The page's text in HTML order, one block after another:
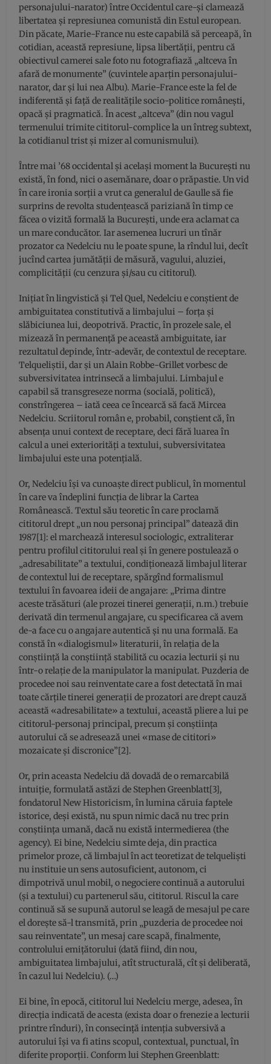
personajului-narator) între Occidentul care-şi clamează
libertatea şi represiunea comunistă din Estul european.
Din păcate, Marie-France nu este capabilă să perceapă, în
cotidian, această represiune, lipsa libertăţii, pentru că
obiectivul camerei sale foto nu fotografiază „altceva în
afară de monumente” (cuvintele aparţin personajului-
narator, dar şi lui nea Albu). Marie-France este la fel de
indiferentă şi faţă de realităţile socio-politice româneşti,
opacă şi pragmatică. În acest „altceva” (din nou vagul
termenului trimite cititorul-complice la un întreg subtext,
la cotidianul trist şi mizer al comunismului).
Între mai ’68 occidental şi acelaşi moment la Bucureşti nu
există, în fond, nici o asemănare, doar o prăpastie. Un vid
în care ironia sorţii a vrut ca generalul de Gaulle să fie
surprins de revolta studenţească pariziană în timp ce
făcea o vizită formală la Bucureşti, unde era aclamat ca
un mare conducător. Iar asemenea lucruri un tînăr
prozator ca Nedelciu nu le poate spune, la rîndul lui, decît
jucînd cartea jumătăţii de măsură, vagului, aluziei,
complicităţii (cu cenzura şi/sau cu cititorul).
Iniţiat în lingvistică şi Tel Quel, Nedelciu e conştient de
ambiguitatea constitutivă a limbajului – forţa şi
slăbiciunea lui, deopotrivă. Practic, în prozele sale, el
mizează în permanenţă pe această ambiguitate, iar
rezultatul depinde, într-adevăr, de contextul de receptare.
Telqueliştii, dar şi un Alain Robbe-Grillet vorbesc de
subversivitatea intrinsecă a limbajului. Limbajul e
capabil să transgreseze norma (socială, politică),
constrîngerea – iată ceea ce încearcă să facă Mircea
Nedelciu. Scriitorul român e, probabil, conştient că, în
absenţa unui context de receptare, deci fără luarea în
calcul a unei exteriorităţi a textului, subversivitatea
limbajului este una potenţială.
Or, Nedelciu îşi va cunoaşte direct publicul, în momentul
în care va îndeplini funcţia de librar la Cartea
Românească. Textul său teoretic în care proclamă
cititorul drept „un nou personaj principal” datează din
1987[1]: el marchează interesul sociologic, extraliterar
pentru profilul cititorului real şi în genere postulează o
„adresabilitate” a textului, condiţionează limbajul literar
de contextul lui de receptare, spărgînd formalismul
textului în favoarea ideii de angajare: „Prima dintre
aceste trăsături (ale prozei tinerei generaţii, n.m.) trebuie
derivată din termenul angajare, cu specificarea că avem
de-a face cu o angajare autentică şi nu una formală. Ea
constă în «dialogismul» literaturii, în relaţia de la
conştiinţă la conştiinţă stabilită cu ocazia lecturii şi nu
într-o relaţie de la manipulator la manipulat. Puzderia de
procedee noi sau reinventate care a fost detectată în mai
toate cărţile tinerei generaţii de prozatori are drept cauză
această «adresabilitate» a textului, această pliere a lui pe
cititorul-personaj principal, precum şi conştiinţa
autorului că se adresează unei «mase de cititori»
mozaicate şi discronice”[2].
Or, prin aceasta Nedelciu dă dovadă de o remarcabilă
intuiţie, formulată astăzi de Stephen Greenblatt[3],
fondatorul New Historicism, în lumina căruia faptele
istorice, deşi există, nu spun nimic dacă nu trec prin
conştiinţa umană, dacă nu există intermedierea (the
agency). Ei bine, Nedelciu simte deja, din practica
primelor proze, că limbajul în act teoretizat de telquelişti
nu instituie un sens autosuficient, autonom, ci
dimpotrivă unul mobil, o negociere continuă a autorului
(şi a textului) cu partenerul său, cititorul. Riscul la care
continuă să se supună autorul se leagă de mesajul pe care
el doreşte să-l transmită, prin „puzderia de procedee noi
sau reinventate”, un mesaj care scapă, finalmente,
controlului emiţătorului (dată fiind, din nou,
ambiguitatea limbajului, atît structurală, cît şi deliberată,
în cazul lui Nedelciu). (…)
Ei bine, în epocă, cititorul lui Nedelciu merge, adesea, în
direcţia indicată de acesta (exista doar o frenezie a lecturii
printre rînduri), în consecinţă intenţia subversivă a
autorului îşi va fi atins scopul, contextual, punctual, în
diferite proporţii. Conform lui Stephen Greenblatt: